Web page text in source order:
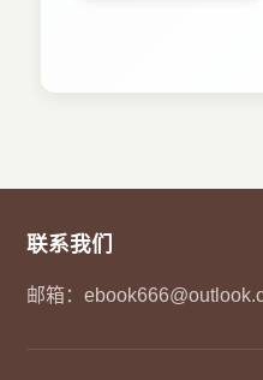
228 定向信息
243 所需材料
245 网络定位和物理定
248 项目15：红外远程
联系我们
邮箱：